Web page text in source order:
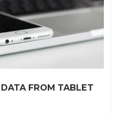
FROM TABLET